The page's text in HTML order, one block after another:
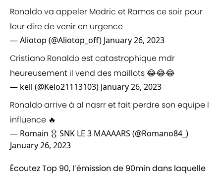
Ronaldo va appeler Modric et Ramos ce soir pour
leur dire de venir en urgence
— Aliotop (@Aliotop_off) January 26, 2023
Cristiano Ronaldo est catastrophique mdr
heureusement il vend des maillots 😂😂😂
— kell (@Kelo21113103) January 26, 2023
Ronaldo arrive à al nasrr et fait perdre son equipe l
influence 🔥
— Romain 𒌐 SNK LE 3 MAAAARS (@Romano84_)
January 26, 2023
Écoutez Top 90, l’émission de 90min dans laquelle